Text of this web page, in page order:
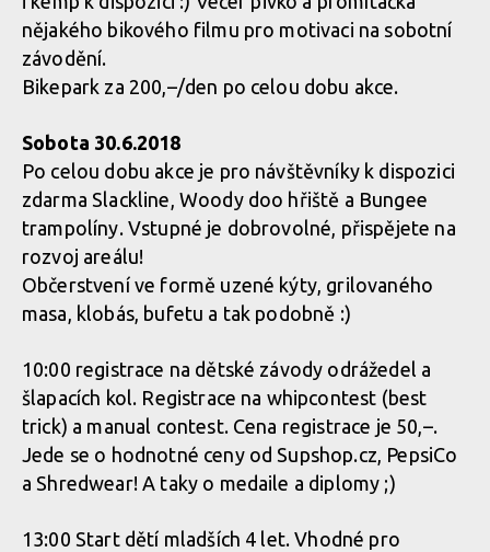
nějakého bikového filmu pro motivaci na sobotní
závodění.
Bikepark za 200,–/den po celou dobu akce.
Sobota 30.6.2018
Po celou dobu akce je pro návštěvníky k dispozici
zdarma Slackline, Woody doo hřiště a Bungee
trampolíny. Vstupné je dobrovolné, přispějete na
rozvoj areálu!
Občerstvení ve formě uzené kýty, grilovaného
masa, klobás, bufetu a tak podobně :)
10:00 registrace na dětské závody odrážedel a
šlapacích kol. Registrace na whipcontest (best
trick) a manual contest. Cena registrace je 50,–.
Jede se o hodnotné ceny od Supshop.cz, PepsiCo
a Shredwear! A taky o medaile a diplomy ;)
13:00 Start dětí mladších 4 let. Vhodné pro